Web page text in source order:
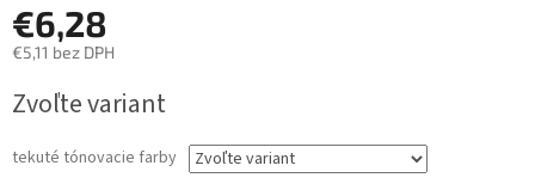
€6,28
€5,11 bez DPH
cena:
Zvoľte variant
tekuté tónovacie farby